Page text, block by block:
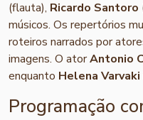
(flauta), Ricardo Santoro
músicos. Os repertórios
roteiros narrados por
imagens. O atorAntonio
enquanto Helena Varvaki
Programação